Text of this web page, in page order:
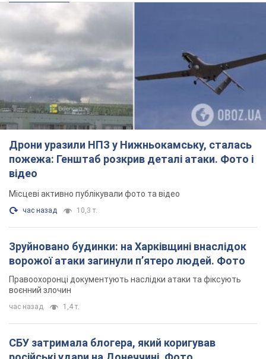
Дрони уразили НПЗ у Нижньокамську, сталась
пожежа: Генштаб розкрив деталі атаки. Фото і
відео
Місцеві активно публікували фото та відео
час назад 10,3 т.
Зруйновано будинки: на Харківщині внаслідок
ворожої атаки загинули п’ятеро людей. Фото
Правоохоронці документують наслідки атаки та фіксують
воєнний злочин
час назад 1,4 т.
СБУ затримала блогера, який коригував